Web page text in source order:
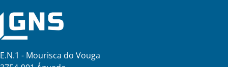
E.N.1 - Mourisca do Vouga